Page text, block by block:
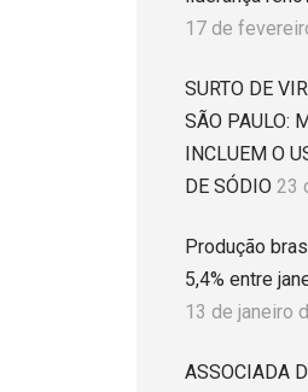
17 de
SURTO DE
SÃO PAULO:
INCLUEM O
DE SÓDIO 23
Produção
5,4% entre
13 de janeiro
ASSOCIADA